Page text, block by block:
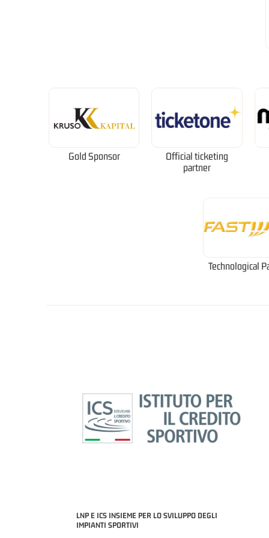
Gold Sponsor
Official ticketing
partner
Technological
LNP E ICS INSIEME PER LO SVILUPPO DEGLI
IMPIANTI SPORTIVI